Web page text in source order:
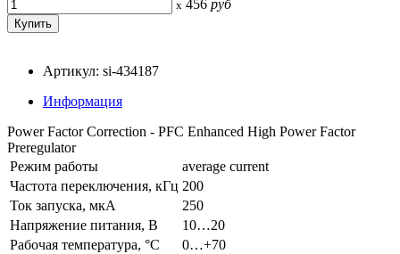
x 456 руб
Артикул: si-434187
Информация
Power Factor Correction - PFC Enhanced High Power Factor
Preregulator
Режим работы
average current
Частота переключения, кГц 200
Ток запуска, мкА
250
Напряжение питания, В
10…20
Рабочая температура, °C
0…+70